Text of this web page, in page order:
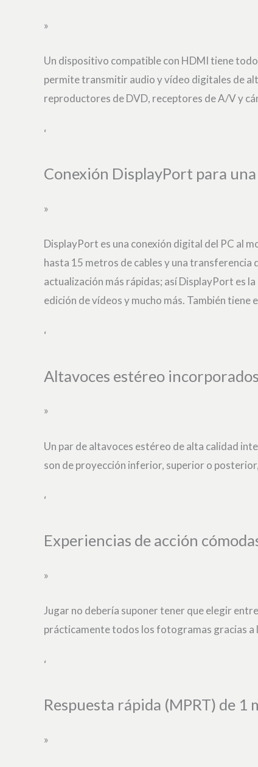
»
Un dispositivo compatible con HDMI tiene
permite transmitir audio y vídeo digitales de
reproductores de DVD, receptores de A/V y
‘
Conexión DisplayPort para
»
DisplayPort es una conexión digital del PC al
hasta 15 metros de cables y una transferencia
actualización más rápidas; así DisplayPort es
edición de vídeos y mucho más. También
‘
Altavoces estéreo
»
Un par de altavoces estéreo de alta calidad
son de proyección inferior, superior o
‘
Experiencias de acción
»
Jugar no debería suponer tener que elegir
prácticamente todos los fotogramas gracias
‘
Respuesta rápida (MPRT) de
»